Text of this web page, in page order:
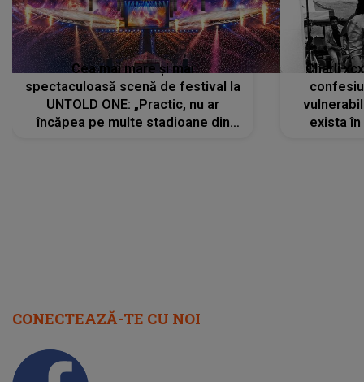
Cea mai mare și mai
spectaculoasă scenă de festival la
UNTOLD ONE: „Practic, nu ar
încăpea pe multe stadioane din
Charli
exista
CONECTEAZĂ-TE CU NOI